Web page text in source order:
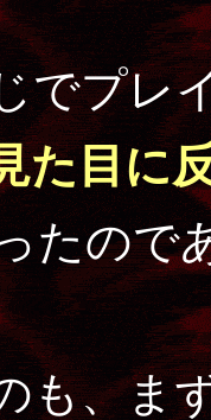
プレ
た目に
たので
、まず